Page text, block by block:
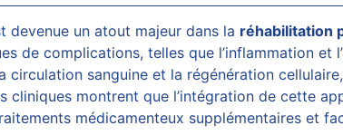
devenue un atout majeur dans la réhabilitation
de complications, telles que l’inflammation et
circulation sanguine et la régénération
montrent que l’intégration de cette
médicamenteux supplémentaires et